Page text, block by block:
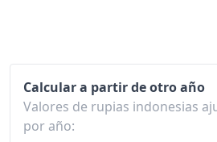
1989
1990
Calcular a partir de otro año
Valores de rupias indonesias
por año: